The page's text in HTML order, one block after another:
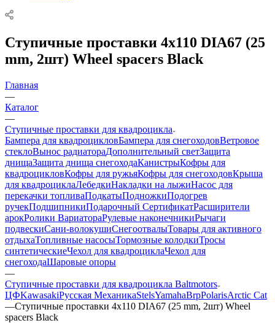
Ступичные проставки 4х110 DIA67 (25
mm, 2шт) Wheel spacers Black
Главная
—
Каталог
—
Ступичные проставки для квадроцикла
Бампера для квадроцикловБампера для снегоходовВетровое
стеклоВынос радиатораДополнительный светЗащита
днищаЗащита днища снегоходаКанистрыКофры для
квадроцикловКофры для ружьяКофры для снегоходовКрыша
для квадроциклаЛебедкиНакладки на лыжиНасос для
перекачки топливаПодкатыПодножкиПодогрев
ручекПодшипникиПодарочный СертификатРасширители
арокРолики ВариатораРулевые наконечникиРычаги
подвескиСани-волокушиСнегоотвалыТовары для активного
отдыхаТопливные насосыТормозные колодкиТросы
синтетическиеЧехол для квадроциклаЧехол для
снегоходаШаровые опоры
—
Ступичные проставки для квадроцикла Baltmotors
ЦФKawasakiРусская МеханикаStelsYamahaBrpPolarisArctic Cat
—Ступичные проставки 4х110 DIA67 (25 mm, 2шт) Wheel
spacers Black